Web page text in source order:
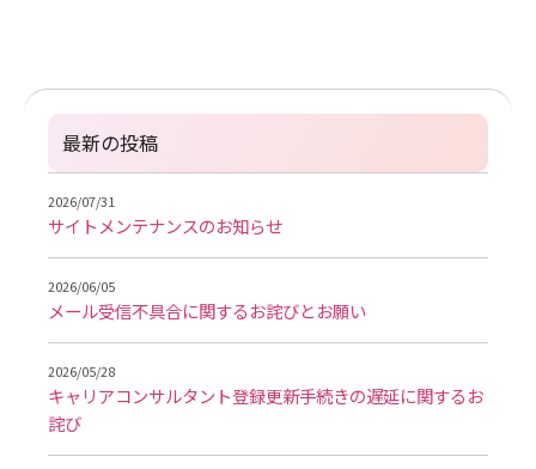
最新の投稿
2026/07/31
サイトメンテナンスのお知らせ
2026/06/05
メール受信不具合に関するお詫びとお願い
2026/05/28
キャリアコンサルタント登録更新手続きの遅延に関するお
詫び